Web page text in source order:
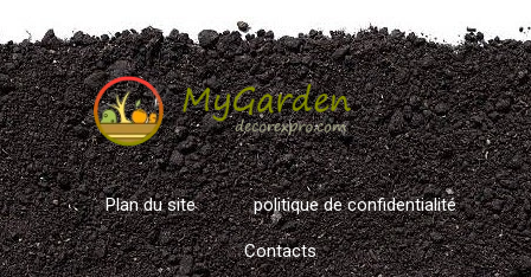
Plan du site politique de confidentialité
Contacts